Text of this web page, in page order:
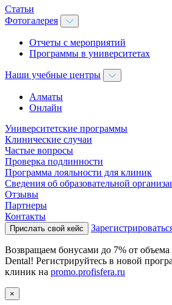
Статьи
Фотогалерея
Отчеты с мероприятий
Программы в университетах
Наши учебные центры
Алматы
Онлайн
Университетские программы
Клинические случаи
Частые вопросы
Проверка подлинности
Программа лояльности для клиник
Сведения об образовательной
Отзывы
Партнеры
Контакты
Прислать свой кейс
Возвращаем бонусами до 7% от объема
Dental! Регистрируйтесь в новой
клиник на promo.profisfera.ru
×